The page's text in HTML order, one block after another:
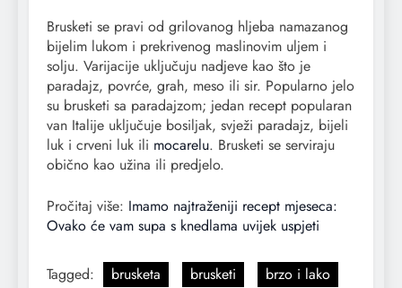
Brusketi se pravi od grilovanog hljeba namazanog
bijelim lukom i prekrivenog maslinovim uljem i
solju. Varijacije uključuju nadjeve kao što je
paradajz, povrće, grah, meso ili sir. Popularno jelo
su brusketi sa paradajzom; jedan recept popularan
van Italije uključuje bosiljak, svježi paradajz, bijeli
luk i crveni luk ili mocarelu. Brusketi se serviraju
obično kao užina ili predjelo.
Pročitaj više: Imamo najtraženiji recept mjeseca:
Ovako će vam supa s knedlama uvijek uspjeti
Tagged: brusketa brusketi
brzo i lako